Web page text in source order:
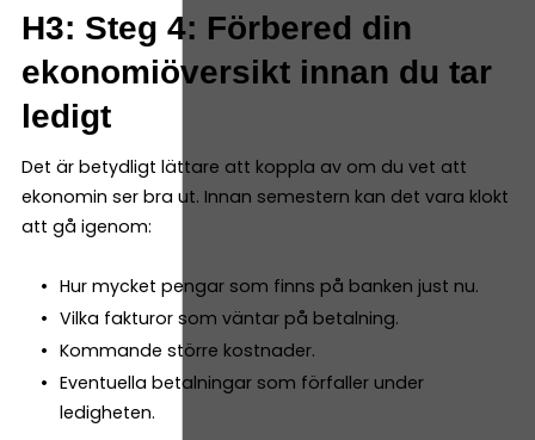
H3: Steg 4: Förbered din
ekonomiöversikt innan du tar
ledigt
Det är betydligt lättare att koppla av om du vet att
ekonomin ser bra ut. Innan semestern kan det vara klokt
att gå igenom:
Hur mycket pengar som finns på banken just nu.
Vilka fakturor som väntar på betalning.
Kommande större kostnader.
Eventuella betalningar som förfaller under
ledigheten.